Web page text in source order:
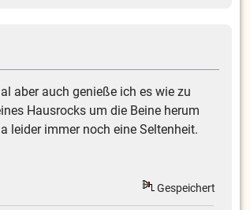
aber auch genieße ich es wie zu
Hausrocks um die Beine herum
leider immer noch eine Seltenheit.
Gespeichert